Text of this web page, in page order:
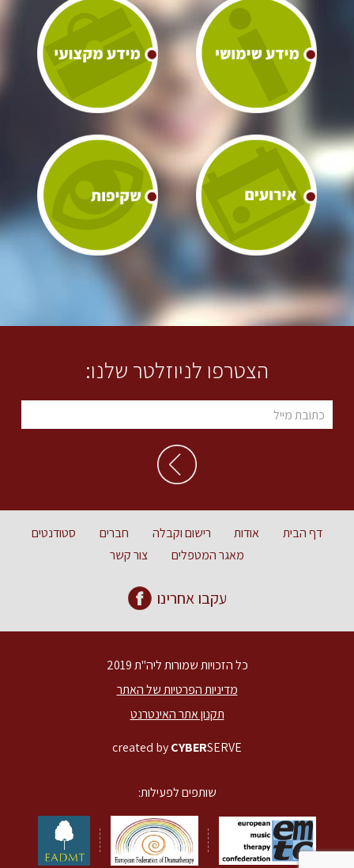
הצטרפו לניוזלטר שלנו:
דף הבית אודות רישום וקבלה חברים
סטודנטים
מאגר המטפלים
צור קשר
עקבו אחרינו
כל הזכויות שמורות ליה"ת 2019
מדיניות הפרטיות של האתר
תקנון אתר האינטרנט
created byCYBERSERVE
שותפים לפעילות: